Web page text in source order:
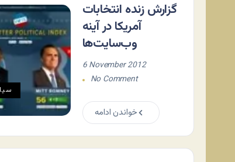
گزارش زنده انتخابات
آمریکا در آینه
وب‌سایت‌ها
6 November 2012
No Comment
خواندن ادامه